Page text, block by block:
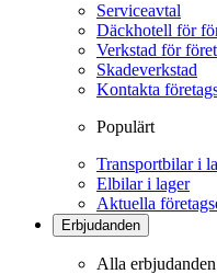
Serviceavtal
Däckhotell för
Verkstad för
Skadeverkstad
Kontakta
Populärt
Transportbilar i
Elbilar i lager
Aktuella
Erbjudanden
Alla erbjudanden